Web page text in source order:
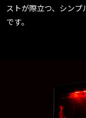
ストが際立つ、シン
です。